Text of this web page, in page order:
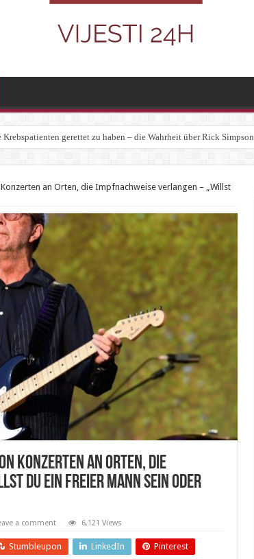
gerettet zu haben – die Wahrheit über Rick Simpson
an Orten, die Impfnachweise verlangen – „Willst
Konzerten an Orten, die
du ein freier Mann sein oder
a comment 6,121 Views
Stumbleupon LinkedIn Pinterest